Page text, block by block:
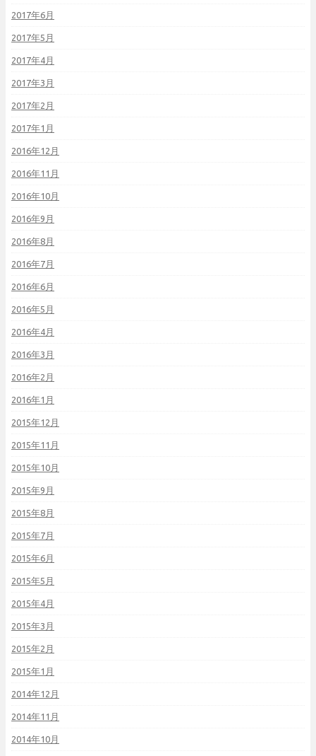
2017年6月
2017年5月
2017年4月
2017年3月
2017年2月
2017年1月
2016年12月
2016年11月
2016年10月
2016年9月
2016年8月
2016年7月
2016年6月
2016年5月
2016年4月
2016年3月
2016年2月
2016年1月
2015年12月
2015年11月
2015年10月
2015年9月
2015年8月
2015年7月
2015年6月
2015年5月
2015年4月
2015年3月
2015年2月
2015年1月
2014年12月
2014年11月
2014年10月